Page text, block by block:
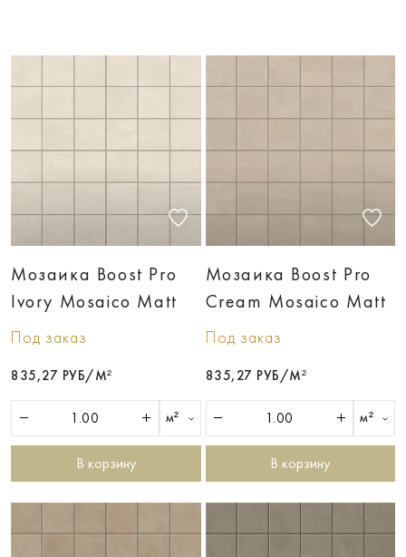
Мозаика Boost Pro
Ivory Mosaico Matt
Под заказ
835,27 РУБ/М²
м²
В корзину
Мозаика Boost Pro
Cream Mosaico Matt
Под заказ
835,27 РУБ/М²
м²
В корзину